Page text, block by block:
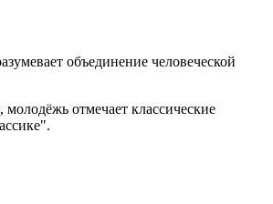
объединение человеческой
отмечает классические